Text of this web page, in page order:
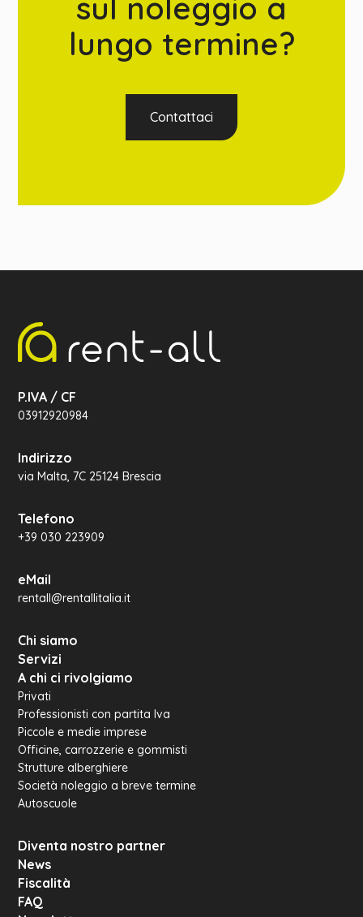
sul noleggio a
lungo termine?
Contattaci
P.IVA / CF
03912920984
Indirizzo
via Malta, 7C 25124 Brescia
Telefono
+39 030 223909
eMail
rentall@rentallitalia.it
Chi siamo
Servizi
A chi ci rivolgiamo
Privati
Professionisti con partita Iva
Piccole e medie imprese
Officine, carrozzerie e gommisti
Strutture alberghiere
Società noleggio a breve termine
Autoscuole
Diventa nostro partner
News
Fiscalità
FAQ